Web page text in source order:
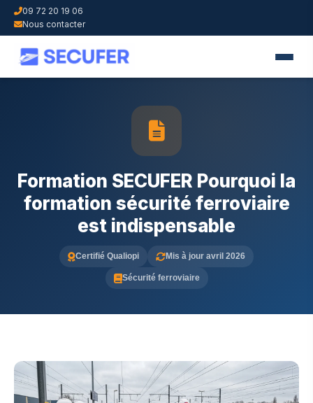
09 72 20 19 06
Nous contacter
Formation SECUFER Pourquoi la
formation sécurité ferroviaire
est indispensable
Certifié Qualiopi Mis à jour avril 2026
Sécurité ferroviaire